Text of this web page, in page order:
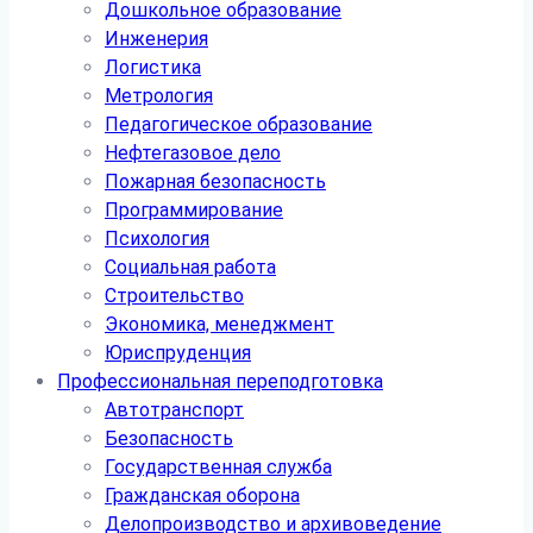
Дошкольное образование
Инженерия
Логистика
Метрология
Педагогическое образование
Нефтегазовое дело
Пожарная безопасность
Программирование
Психология
Социальная работа
Строительство
Экономика, менеджмент
Юриспруденция
Профессиональная переподготовка
Автотранспорт
Безопасность
Государственная служба
Гражданская оборона
Делопроизводство и архивоведение